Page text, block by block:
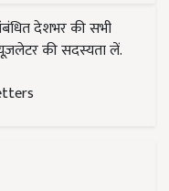
देशभर की सभी
की सदस्यता लें.